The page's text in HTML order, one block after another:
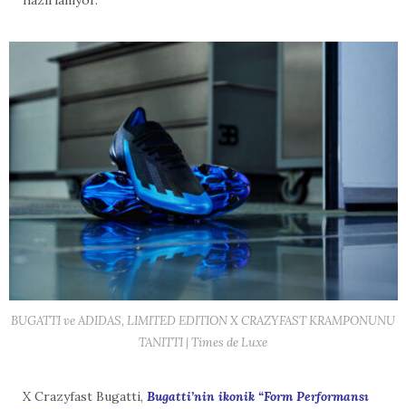
BUGATTI ve ADIDAS, LIMITED EDITION X CRAZYFAST KRAMPONUNU
TANITTI | Times de Luxe
X Crazyfast Bugatti, Bugatti’nin ikonik “Form Performansı